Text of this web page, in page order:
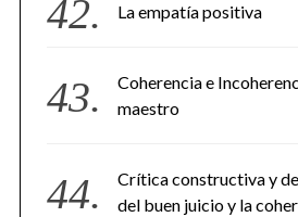
La empatía positiva
Coherencia e
maestro
Crítica constructiva y
del buen juicio y la